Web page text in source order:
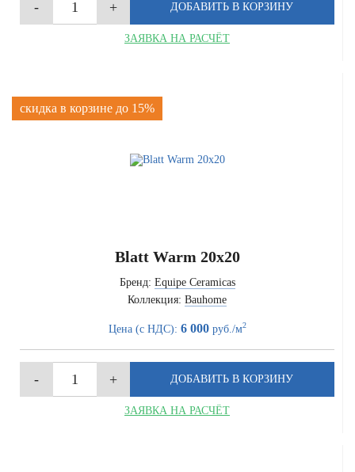
ЗАЯВКА НА РАСЧЁТ
скидка в корзине до 15%
Blatt Warm 20x20
Бренд: Equipe Ceramicas
Коллекция: Bauhome
Цена (с НДС): 6 000руб./м2
ЗАЯВКА НА РАСЧЁТ